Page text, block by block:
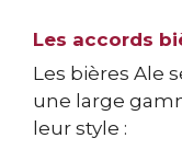
Les accords
Les bières Ale
une large
leur style :